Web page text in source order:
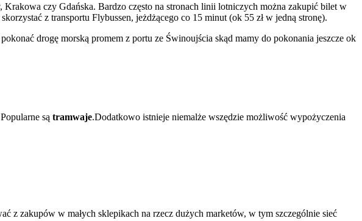
czy Gdańska. Bardzo często na stronach linii lotniczych można zakupić bilet w
z transportu Flybussen, jeżdżącego co 15 minut (ok 55 zł w jedną stronę).
drogę morską promem z portu ze Świnoujścia skąd mamy do pokonania jeszcze ok
są tramwaje.Dodatkowo istnieje niemalże wszędzie możliwość wypożyczenia
z zakupów w małych sklepikach na rzecz dużych marketów, w tym szczególnie sieć